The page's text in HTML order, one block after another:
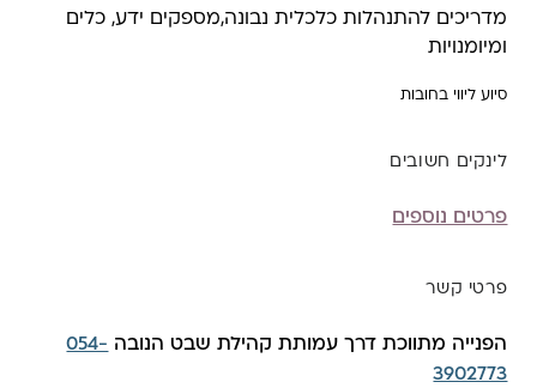
מדריכים להתנהלות כלכלית נבונה,מספקים ידע, כלים
ומיומנויות
סיוע ליווי בחובות
לינקים חשובים
פרטים נוספים
פרטי קשר
הפנייה מתווכת דרך עמותת קהילת שבט הנובה 054-
3902773